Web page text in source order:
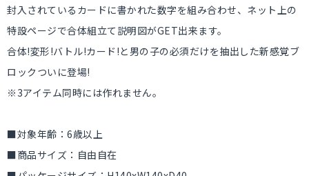
封入されているカードに書かれた数字を組み合わせ、ネット上の
特設ページで合体組立て説明図がGET出来ます。
合体!変形!バトル!カード!と男の子の必須だけを抽出した新感覚ブ
ロックついに登場!
※3アイテム同時には作れません。
■対象年齢：6歳以上
■商品サイズ：自由自在